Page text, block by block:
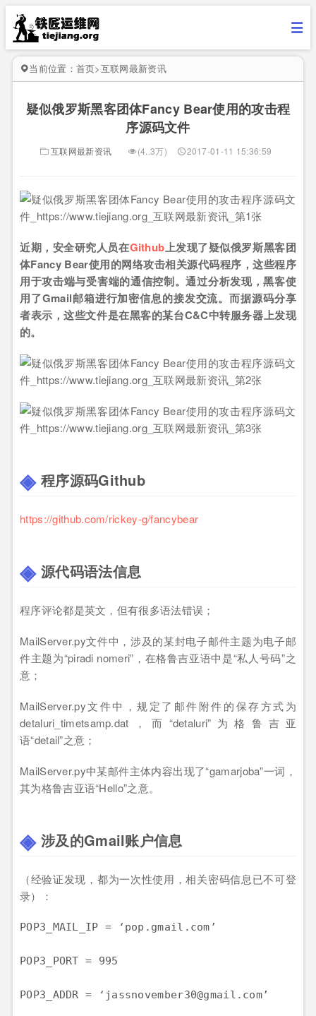
当前位置： 首页>互联网最新资讯
疑似俄罗斯黑客团体Fancy Bear使用的攻击程
序源码文件
互联网最新资讯 (4..3万) 2017-01-11 15:36:59
近期，安全研究人员在Github上发现了疑似俄罗斯黑客团
体Fancy Bear使用的网络攻击相关源代码程序，这些程序
用于攻击端与受害端的通信控制。通过分析发现，黑客使
用了Gmail邮箱进行加密信息的接发交流。而据源码分享
者表示，这些文件是在黑客的某台C&C中转服务器上发现
的。
程序源码Github
https://github.com/rickey-g/fancybear
源代码语法信息
程序评论都是英文，但有很多语法错误；
MailServer.py文件中，涉及的某封电子邮件主题为电子邮
件主题为“piradi nomeri”，在格鲁吉亚语中是“私人号码”之
意；
MailServer.py文件中，规定了邮件附件的保存方式为
detaluri_timetsamp.dat，而“detaluri”为格鲁吉亚
语“detail”之意；
MailServer.py中某邮件主体内容出现了“gamarjoba”一词，
其为格鲁吉亚语“Hello”之意。
涉及的Gmail账户信息
（经验证发现，都为一次性使用，相关密码信息已不可登
录）：
POP3_MAIL_IP = ‘pop.gmail.com’
POP3_PORT = 995
POP3_ADDR = ‘jassnovember30@gmail.com’